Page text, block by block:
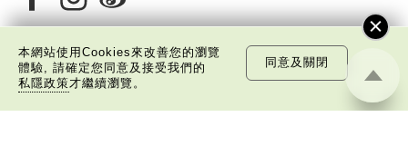
關於我們 版權告示 私隱政策聲明 免責聲明
本網站使用Cookies來改善您的瀏覽
體驗, 請確定您同意及接受我們的
私隱政策才繼續瀏覽。
同意及關閉